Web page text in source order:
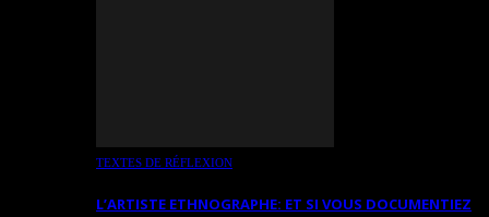
TEXTES DE RÉFLEXION
L’ARTISTE ETHNOGRAPHE: ET SI VOUS DOCUMENTIEZ